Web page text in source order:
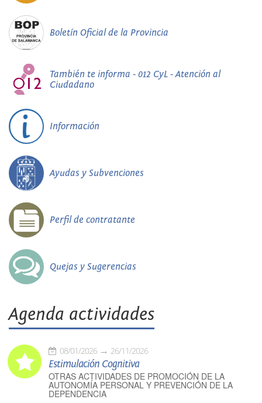
Boletín Oficial de la Provincia
También te informa - 012 CyL - Atención al
Ciudadano
Información
Ayudas y Subvenciones
Perfil de contratante
Quejas y Sugerencias
Agenda actividades
08/01/2026 26/11/2026
Estimulación Cognitiva
OTRAS ACTIVIDADES DE PROMOCIÓN DE LA
AUTONOMÍA PERSONAL Y PREVENCIÓN DE LA
DEPENDENCIA